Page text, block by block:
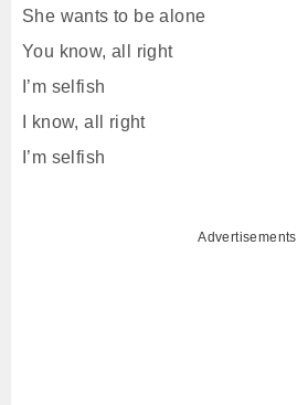
She wants to be alone
You know, all right
I’m selfish
I know, all right
I’m selfish
Advertisements